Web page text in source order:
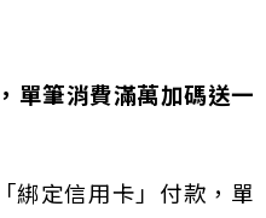
單筆消費滿萬加碼送一
綁定信用卡」付款，單